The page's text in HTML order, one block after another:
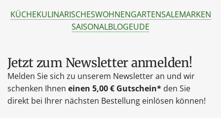
KÜCHEKULINARISCHESWOHNENGARTENSALEMARKEN
SAISONALBLOGEUDE
Jetzt zum Newsletter anmelden!
Melden Sie sich zu unserem Newsletter an und wir
schenken Ihnen einen 5,00 € Gutschein* den Sie
direkt bei Ihrer nächsten Bestellung einlösen können!